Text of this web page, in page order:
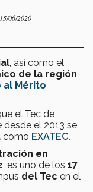
06/2020
, así como el
de la región
al Mérito
el Tec de
el 2013 se
como EXATEC.
en
, es uno de los 17
del Tec en el